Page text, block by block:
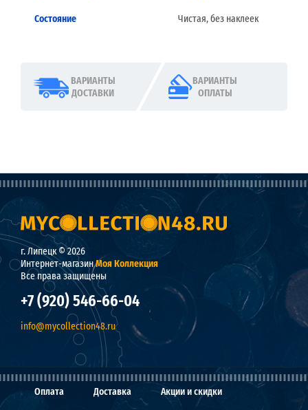
Состояние Чистая, без наклеек
ВАРИАНТЫ
ДОСТАВКИ
ВАРИАНТЫ
ОПЛАТЫ
г. Липецк © 2026
Интернет-магазинМоя Коллекция
Все права защищены
+7 (920) 546-66-04
info@mycollection48.ru
Оплата Доставка Акции и скидки